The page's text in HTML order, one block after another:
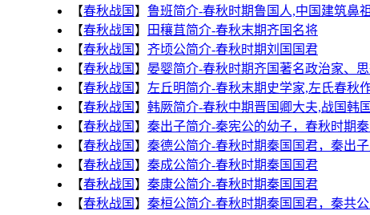
【春秋战国 】 鲁班简介-春秋时期鲁国人,中国建筑鼻
【春秋战国 】 田穰苴简介-春秋末期齐国名将
【春秋战国 】 齐顷公简介-春秋时期刘国国君
【春秋战国 】 晏婴简介-春秋时期齐国著名政治家、
【春秋战国 】 左丘明简介-春秋末期史学家,左氏春秋
【春秋战国 】 韩厥简介-春秋中期晋国卿大夫,战国韩
【春秋战国 】 秦出子简介-秦宪公的幼子，春秋时期
【春秋战国 】 秦德公简介-春秋时期秦国国君，秦出
【春秋战国 】 秦成公简介-春秋时期秦国国君
【春秋战国 】 秦康公简介-春秋时期秦国国君
【春秋战国 】 秦桓公简介-春秋时期秦国国君，秦共